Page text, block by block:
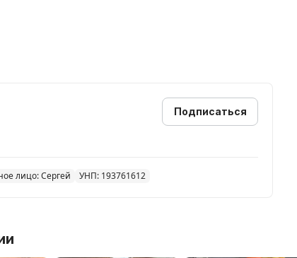
(мойки, унитазы, раковины, ванны и др.)
сложности.
коттеджах, домах, коммерческих помещениях.
Подписаться
лицо: Сергей УНП: 193761612